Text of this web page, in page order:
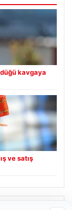
kavgaya
ve satış